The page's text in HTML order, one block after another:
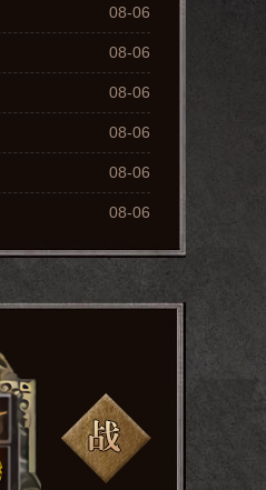
08-06
08-06
08-06
08-06
08-06
08-06